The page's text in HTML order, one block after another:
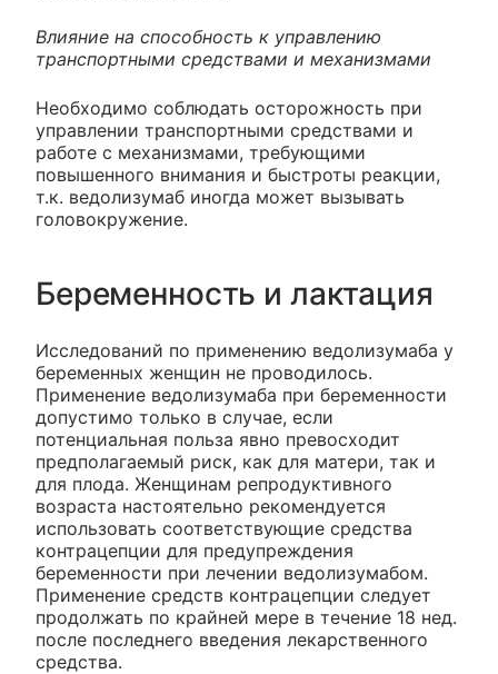
Влияние на способность к управлению
транспортными средствами и механизмами
Необходимо соблюдать осторожность при
управлении транспортными средствами и
работе с механизмами, требующими
повышенного внимания и быстроты реакции,
т.к. ведолизумаб иногда может вызывать
головокружение.
Беременность и лактация
Исследований по применению ведолизумаба у
беременных женщин не проводилось.
Применение ведолизумаба при беременности
допустимо только в случае, если
потенциальная польза явно превосходит
предполагаемый риск, как для матери, так и
для плода. Женщинам репродуктивного
возраста настоятельно рекомендуется
использовать соответствующие средства
контрацепции для предупреждения
беременности при лечении ведолизумабом.
Применение средств контрацепции следует
продолжать по крайней мере в течение 18 нед.
после последнего введения лекарственного
средства.